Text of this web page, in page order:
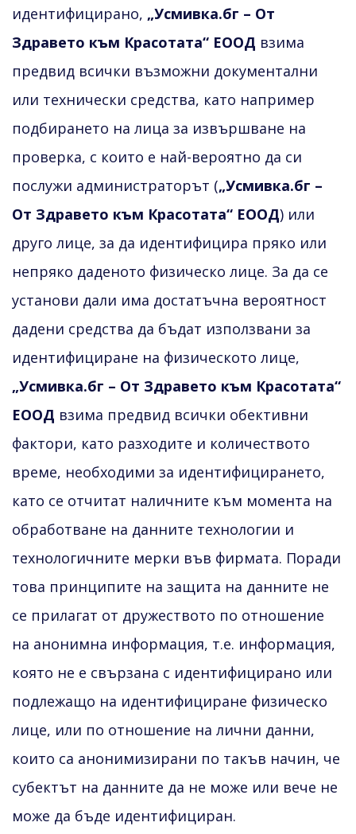
идентифицирано, „Усмивка.бг – От
Здравето към Красотата“ ЕООД взима
предвид всички възможни документални
или технически средства, като например
подбирането на лица за извършване на
проверка, с които е най-вероятно да си
послужи администраторът („Усмивка.бг –
От Здравето към Красотата“ ЕООД) или
друго лице, за да идентифицира пряко или
непряко даденото физическо лице. За да се
установи дали има достатъчна вероятност
дадени средства да бъдат използвани за
идентифициране на физическото лице,
„Усмивка.бг – От Здравето към Красотата“
ЕООД взима предвид всички обективни
фактори, като разходите и количеството
време, необходими за идентифицирането,
като се отчитат наличните към момента на
обработване на данните технологии и
технологичните мерки във фирмата. Поради
това принципите на защита на данните не
се прилагат от дружеството по отношение
на анонимна информация, т.е. информация,
която не е свързана с идентифицирано или
подлежащо на идентифициране физическо
лице, или по отношение на лични данни,
които са анонимизирани по такъв начин, че
субектът на данните да не може или вече не
може да бъде идентифициран.